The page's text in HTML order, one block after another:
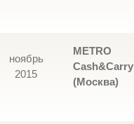
ноябрь
2015
METRO
Cash&Carry
(Москва)